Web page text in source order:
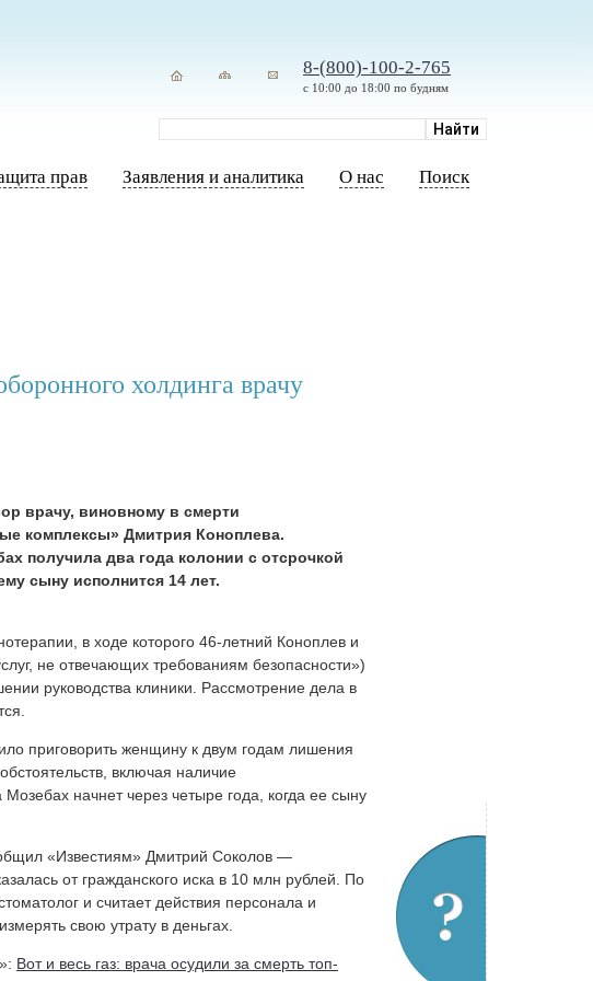
8-(800)-100-2-765
с 10:00 до 18:00 по будням
прав Заявления и аналитика О нас Поиск
холдинга врачу
врачу, виновному в смерти
комплексы» Дмитрия Коноплева.
получила два года колонии с отсрочкой
сыну исполнится 14 лет.
в ходе которого 46-летний Коноплев и
не отвечающих требованиям безопасности»)
руководства клиники. Рассмотрение дела в
приговорить женщину к двум годам лишения
включая наличие
начнет через четыре года, когда ее сыну
«Известиям» Дмитрий Соколов —
от гражданского иска в 10 млн рублей. По
и считает действия персонала и
свою утрату в деньгах.
Вот и весь газ: врача осудили за смерть топ-